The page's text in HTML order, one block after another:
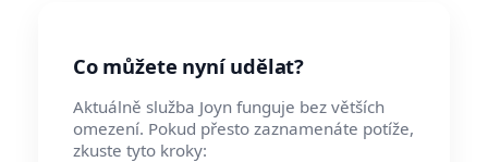
Co můžete nyní udělat?
Aktuálně služba Joyn funguje bez větších
omezení. Pokud přesto zaznamenáte potíže,
zkuste tyto kroky: